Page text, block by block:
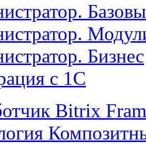
Бизнес
с 1С
Bitrix